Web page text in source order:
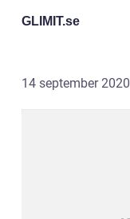
GLIMIT.se
14 september 2020